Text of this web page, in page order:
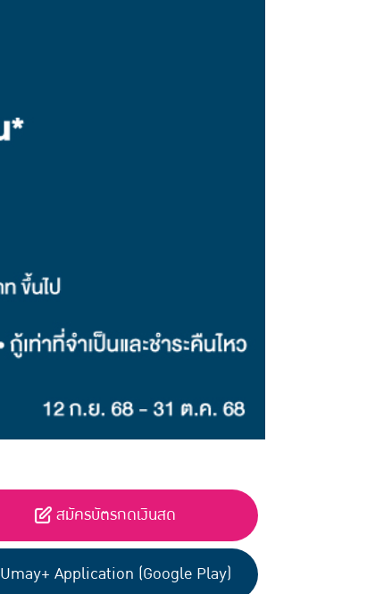
สมัครบัตรกดเงินสด
Umay+ Application (Google Play)